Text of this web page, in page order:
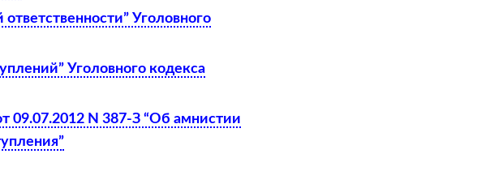
Уголовного
Уголовного кодекса
09.07.2012 N 387-З “Об амнистии